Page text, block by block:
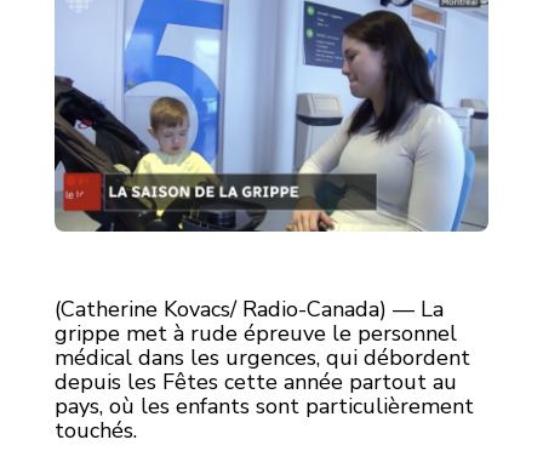
(Catherine Kovacs/ Radio-Canada) — La
grippe met à rude épreuve le personnel
médical dans les urgences, qui débordent
depuis les Fêtes cette année partout au
pays, où les enfants sont particulièrement
touchés.